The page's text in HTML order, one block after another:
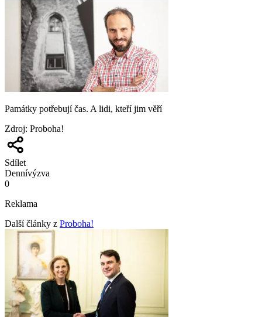
Památky potřebují čas. A lidi, kteří jim věří
Zdroj: Proboha!
Sdílet
Dennívýzva
0
Reklama
Další články z Proboha!